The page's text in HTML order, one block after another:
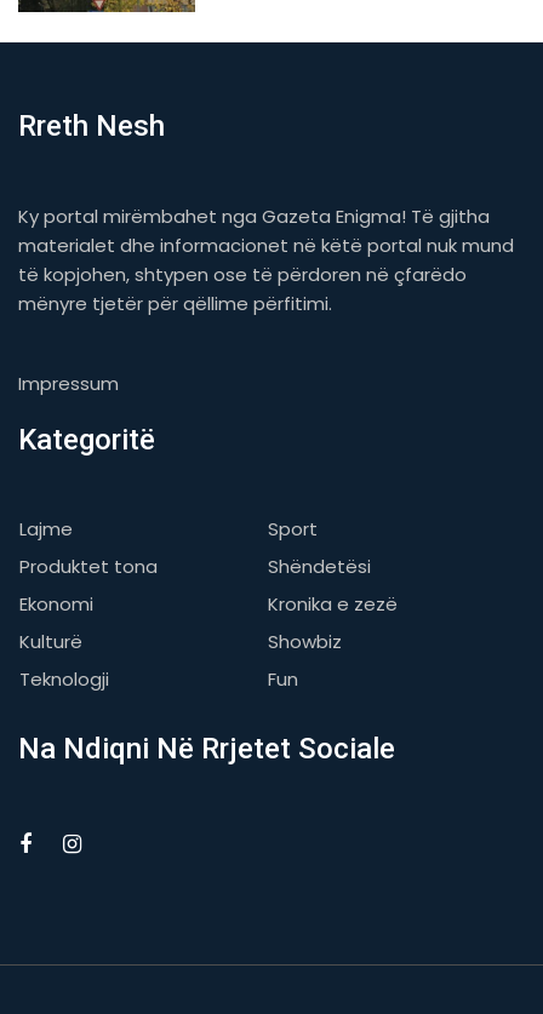
Rreth Nesh
Ky portal mirëmbahet nga Gazeta Enigma! Të gjitha
materialet dhe informacionet në këtë portal nuk mund
të kopjohen, shtypen ose të përdoren në çfarëdo
mënyre tjetër për qëllime përfitimi.
Impressum
Kategoritë
Lajme
Sport
Produktet tona
Shëndetësi
Ekonomi
Kronika e zezë
Kulturë
Showbiz
Teknologji
Fun
Na Ndiqni Në Rrjetet Sociale